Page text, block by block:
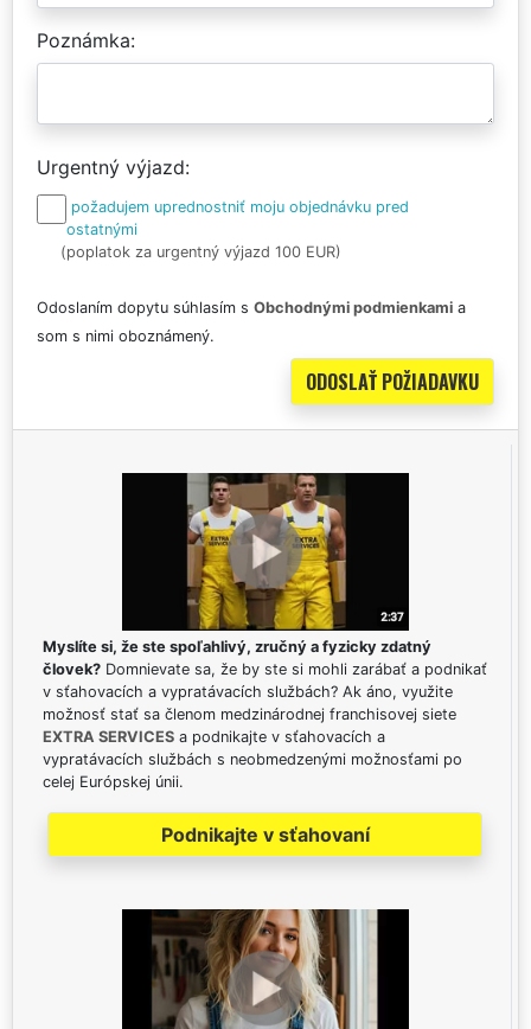
Poznámka
Urgentný výjazd
požadujem uprednostniť moju objednávku pred
ostatnými
(poplatok za urgentný výjazd 100 EUR)
Odoslaním dopytu súhlasím s Obchodnými podmienkami a
som s nimi oboznámený.
Myslíte si, že ste spoľahlivý, zručný a fyzicky zdatný
človek? Domnievate sa, že by ste si mohli zarábať a podnikať
v sťahovacích a vypratávacích službách? Ak áno, využite
možnosť stať sa členom medzinárodnej franchisovej siete
EXTRA SERVICES a podnikajte v sťahovacích a
vypratávacích službách s neobmedzenými možnosťami po
celej Európskej únii.
Podnikajte v sťahovaní